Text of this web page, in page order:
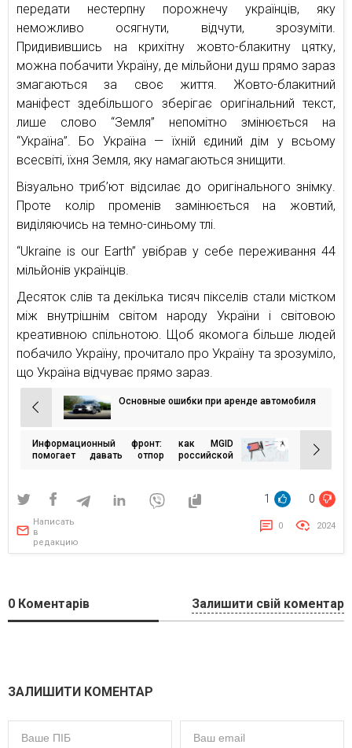
передати нестерпну порожнечу українців, яку
неможливо осягнути, відчути, зрозуміти.
Придивившись на крихітну жовто-блакитну цятку,
можна побачити Україну, де мільйони душ прямо зараз
змагаються за своє життя. Жовто-блакитний
маніфест здебільшого зберігає оригінальний текст,
лише слово “Земля” непомітно змінюється на
“Україна”. Бо Україна — їхній єдиний дім у всьому
всесвіті, їхня Земля, яку намагаються знищити.
Візуально триб’ют відсилає до оригінального знімку.
Проте колір променів замінюється на жовтий,
виділяючись на темно-синьому тлі.
“Ukraine is our Earth” увібрав у себе переживання 44
мільйонів українців.
Десяток слів та декілька тисяч пікселів стали містком
між внутрішнім світом народу України і світовою
креативною спільнотою. Щоб якомога більше людей
побачило Україну, прочитало про Україну та зрозуміло,
що Україна відчуває прямо зараз.
Навигация
по
записям
Основные ошибки при аренде автомобиля
Информационный фронт: как MGID
помогает давать отпор российской
1 0
Написать
в
редакцию
0 2024
0 Коментарів Залишити свій коментар
ЗАЛИШИТИ КОМЕНТАР